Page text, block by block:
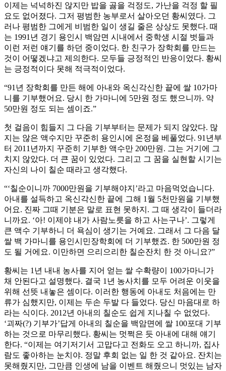
이제는 넉넉하진 않지만 밥을 곯을 걱정도, 가난을 걱정 할 필
요도 없어졌다. 그저 평범한 농부로서 살아오던 황씨였다. 그
러나 평범한 그에게 비범한 일이 생길 줄은 상상도 못했다. 때
는 1991년 경기 용인시 백암면 시내에서 중학생 시절 벗들과
이런 저런 얘기를 하던 중이었다. 한 친구가 장학회를 만드는
것이 어떻겠냐고 제의한다. 모두들 긍정적인 반응이었다. 황씨
는 긍정적이다 못해 적극적이었다.
“91년 장학회를 만든 해에 아내와 옥신각신한 끝에 쌀 10가마
니를 기부했어요. 당시 한 가마니에 5만원 정도 했으니까. 약
50만원 정도 되는 셈이죠.”
첫 걸음이 힘들지 그 다음 기부부터는 문제가 되지 않았다. 많
지는 않은 액수지만 꾸준히 용인시에 온정을 베풀었다. 91년부
터 2011년까지 꾸준히 기부한 액수만 200만원. 그는 거기에 그
치지 않았다. 더 큰 꿈이 있었다. 그리고 그 꿈을 실현할 시기는
자신의 나이 칠순 때라고 생각했다.
“‘칠순이니까 7000만원을 기부해야지’라고 마음먹었습니다.
아내를 설득하고 옥신각신한 끝에 그해 1월 5천만원을 기부했
어요. 진짜 그때 기분은 말로 표현 못하지. 그 때 생각이 들더라
니까요. ‘아! 이제야 내가 사람노릇을 하고 사는구나’. 그렇게
큰 액수 기부하니 더 욕심이 생기는 거예요. 그래서 그 다음 달
쌀 백 가마니를 용인시민장학회에 더 기부했죠. 한 500만원 정
도 될 거에요. 이만하면 으리으리한 칠순잔치 한 것 아니요?”
황씨는 1년 내내 농사를 지어 얻는 쌀 수확량이 100가마니가
채 안된다고 설명했다. 결국 1년 농사치를 모두 어려운 이웃을
위해 선뜻 내놓은 셈이다. 이러한 행동에 아내도 처음에는 만
류가 심했지만, 이제는 두손 두발 다 들었다. 당신 마음대로 하
라는 식이다. 2012년 아내의 칠순도 쉽게 지나칠 수 없었다.
‘괴짜(?) 기부가’답게 아내의 칠순을 백암면에 쌀 100포대 기부
하는 것으로 마무리했다. 황씨는 멋쩍은 듯 아내에 대해 얘기
한다. “이제는 여기저기서 고맙다고 전화도 오고 하니까, 집사
람도 좋아하는 눈치야. 정말 후회 없는 일 한 것 같아요. 잔치는
못해줬지만, 그만큼 인생에 남을 이벤트 해줬으니 멋있는 남자